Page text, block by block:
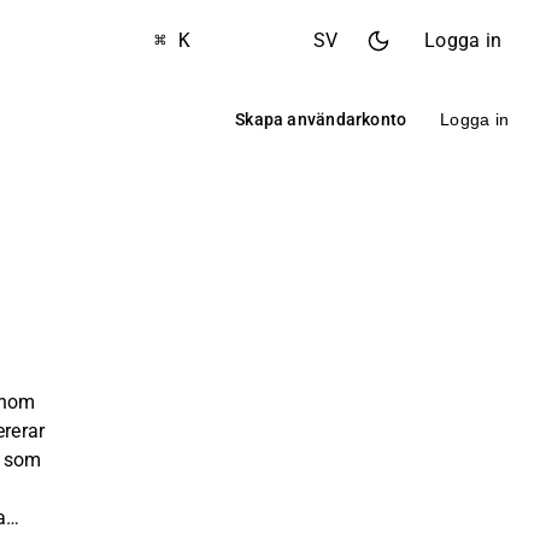
⌘ K SV Logga in
Skapa användarkonto Logga in